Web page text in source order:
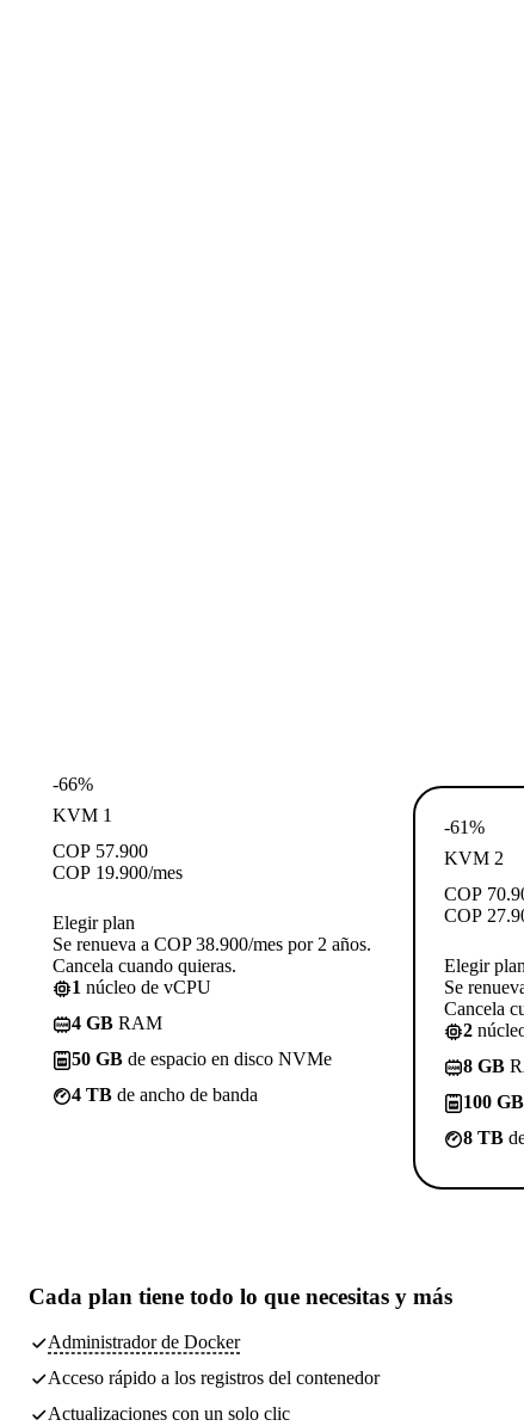
-66%
KVM 1
COP 57.900
COP 19.900/mes
Elegir plan
Se renueva a COP 38.900/mes por 2 años.
Cancela cuando quieras.
1 núcleo de vCPU
4 GB RAM
50 GB de espacio en disco NVMe
4 TB de ancho de banda
-61%
KVM 2
COP
COP
Elegir plan
Se
Cancela
2
8 GB
100 GB
8 TB
Cada plan tiene todo lo que necesitas y más
Administrador de Docker
Acceso rápido a los registros del contenedor
Actualizaciones con un solo clic